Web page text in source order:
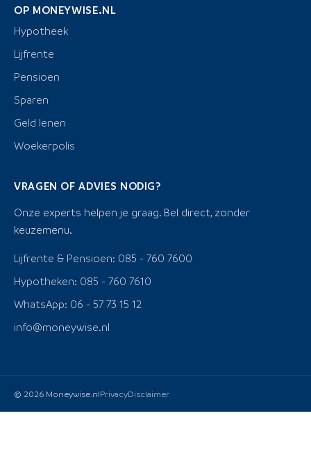
OP MONEYWISE.NL
Hypotheek
Lijfrente
Pensioen
Sparen
Geld lenen
Woekerpolis
VRAGEN OF ADVIES NODIG?
Onze experts helpen je graag. Bel direct, zonder
keuzemenu.
Lijfrente & Pensioen: 085 - 760 7600
Hypotheken: 085 - 760 7610
WhatsApp: 06 - 57 73 15 12
info@moneywise.nl
© 2026 Moneywise.nlPrivacyDisclaimer